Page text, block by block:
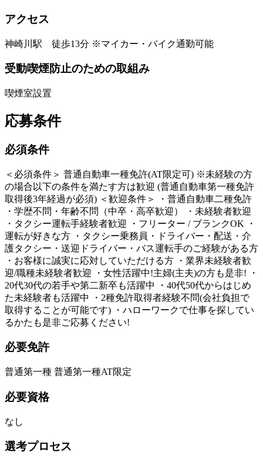
アクセス
神崎川駅 徒歩13分 ※マイカー・バイク通勤可能
受動喫煙防止のための取組み
喫煙室設置
応募条件
必須条件
＜必須条件＞ 普通自動車一種免許(AT限定可) ※未経験の方
の場合以下の条件を満たす方は歓迎 (普通自動車第一種免許
取得後3年経過が必須) ＜歓迎条件＞ ・普通自動車二種免許
・学歴不問・年齢不問（中卒・高卒歓迎） ・未経験者歓迎
・タクシー運転手経験者歓迎 ・フリーター / ブランクOK ・
運転が好きな方 ・タクシー乗務員・ドライバー・配送・介
護タクシー・送迎ドライバー・バス運転手のご経験がある方
・お客様に誠実に応対していただける方 ・業界未経験者歓
迎/職種未経験者歓迎 ・女性活躍中!主婦(主夫)の方も是非! ・
20代30代の若手や第二新卒も活躍中 ・40代50代からはじめ
た未経験者も活躍中 ・2種免許取得者経験不問(会社負担で
取得することが可能です) ・ハローワークで仕事を探してい
るかたも是非ご応募ください!
必要免許
普通第一種 普通第一種AT限定
必要資格
なし
選考プロセス